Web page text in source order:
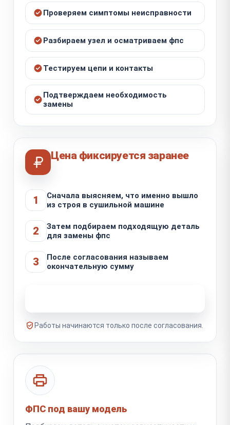
Проверяем симптомы неисправности
Разбираем узел и осматриваем фпс
Тестируем цепи и контакты
Подтверждаем необходимость
замены
Цена фиксируется заранее
1
Сначала выясняем, что именно вышло
из строя в сушильной машине
2
Затем подбираем подходящую деталь
для замены фпс
3
После согласования называем
окончательную сумму
Работы начинаются только после согласования.
ФПС под вашу модель